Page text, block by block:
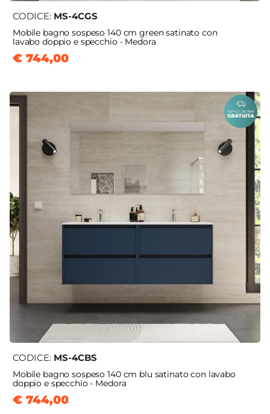
CODICE: MS-4CGS
Mobile bagno sospeso 140 cm green satinato con
lavabo doppio e specchio - Medora
€ 744,00
CODICE: MS-4CBS
Mobile bagno sospeso 140 cm blu satinato con lavabo
doppio e specchio - Medora
€ 744,00